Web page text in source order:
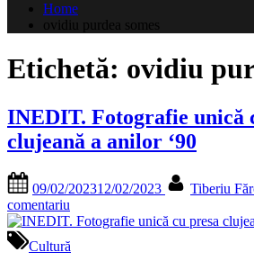
Home
ovidiu purdea somes
Etichetă: ovidiu
INEDIT. Fotografie unică
clujeană a anilor ‘90
on
09/02/202312/02/2023 Tiberiu
comentariu
INEDIT.
unică
Cultură